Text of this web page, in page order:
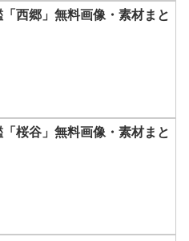
「西郷」無料画像・素材まと
「桜谷」無料画像・素材まと